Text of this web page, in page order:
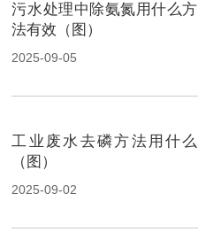
污水处理中除氨氮用什么方
法有效（图）
2025-09-05
工业废水去磷方法用什么
（图）
2025-09-02